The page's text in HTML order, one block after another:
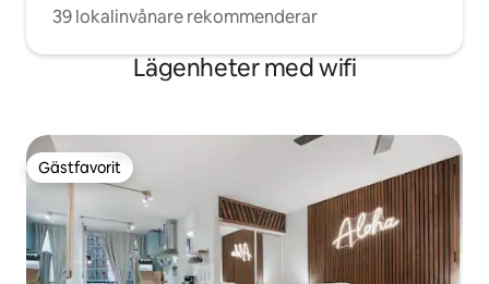
39 lokalinvånare rekommenderar
Lägenheter med wifi
Gästfavorit
Gästfavorit